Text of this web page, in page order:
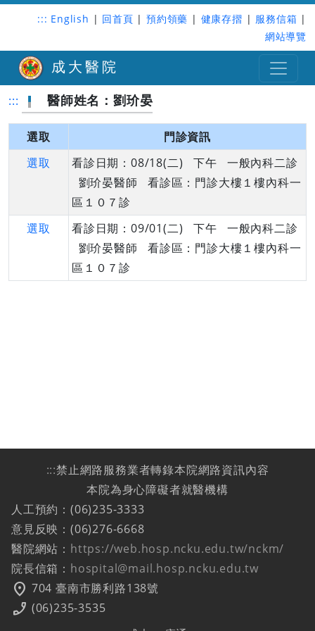
::: English | 回首頁 | 預約領藥 | 健康存摺 | 服務信箱 |
網站導覽
成大醫院
::: 醫師姓名：劉玠晏
選取
門診資訊
選取
看診日期：08/18(二) 下午 一般內科二診
劉玠晏醫師 看診區：門診大樓１樓內科一
區１０７診
選取
看診日期：09/01(二) 下午 一般內科二診
劉玠晏醫師 看診區：門診大樓１樓內科一
區１０７診
:::禁止網路服務業者轉錄本院網路資訊內容
本院為身心障礙者就醫機構
人工預約：(06)235-3333
意見反映：(06)276-6668
醫院網站： https://web.hosp.ncku.edu.tw/nckm/
院長信箱： hospital@mail.hosp.ncku.edu.tw
location_on 704 臺南市勝利路138號
phone_enabled (06)235-3535